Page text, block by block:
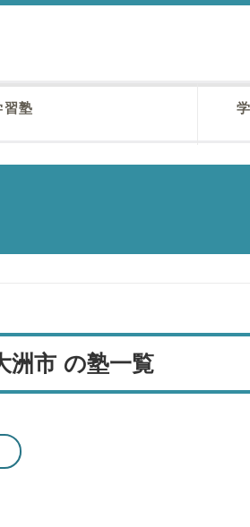
習塾
洲市 の塾一覧